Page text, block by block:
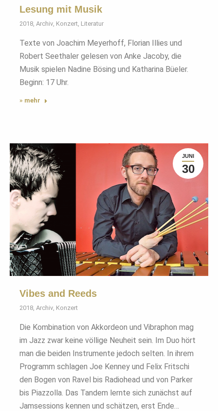
Lesung mit Musik
2018, Archiv, Konzert, Literatur
Texte von Joachim Meyerhoff, Florian Illies und
Robert Seethaler gelesen von Anke Jacoby, die
Musik spielen Nadine Bösing und Katharina Büeler.
Beginn: 17 Uhr.
» mehr
JUNI
30
Vibes and Reeds
2018 Archiv Konzert
Die Kombination von Akkordeon und Vibraphon mag
im Jazz zwar keine völlige Neuheit sein. Im Duo hört
man die beiden Instrumente jedoch selten. In ihrem
Programm schlagen Joe Kenney und Felix Fritschi
den Bogen von Ravel bis Radiohead und von Parker
bis Piazzolla. Das Tandem lernte sich zunächst auf
Jamsessions kennen und schätzen, erst Ende…